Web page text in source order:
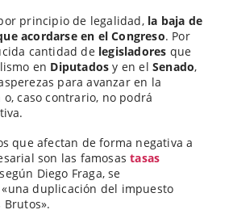
principio de legalidad,la baja de
acordarse en el Congreso. Por
cantidad de legisladores que
en Diputados y en elSenado,
para avanzar en la
caso contrario, no podrá
que afectan de forma negativa a
son las famosastasas
Diego Fraga, se
duplicación del impuesto
Brutos».